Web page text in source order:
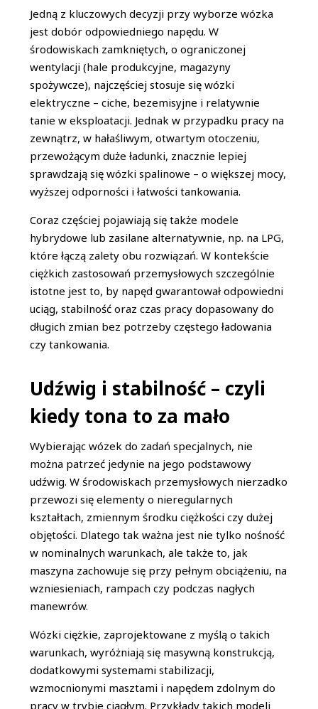
Jedną z kluczowych decyzji przy wyborze wózka
jest dobór odpowiedniego napędu. W
środowiskach zamkniętych, o ograniczonej
wentylacji (hale produkcyjne, magazyny
spożywcze), najczęściej stosuje się wózki
elektryczne – ciche, bezemisyjne i relatywnie
tanie w eksploatacji. Jednak w przypadku pracy na
zewnątrz, w hałaśliwym, otwartym otoczeniu,
przewożącym duże ładunki, znacznie lepiej
sprawdzają się wózki spalinowe – o większej mocy,
wyższej odporności i łatwości tankowania.
Coraz częściej pojawiają się także modele
hybrydowe lub zasilane alternatywnie, np. na LPG,
które łączą zalety obu rozwiązań. W kontekście
ciężkich zastosowań przemysłowych szczególnie
istotne jest to, by napęd gwarantował odpowiedni
uciąg, stabilność oraz czas pracy dopasowany do
długich zmian bez potrzeby częstego ładowania
czy tankowania.
Udźwig i stabilność – czyli
kiedy tona to za mało
Wybierając wózek do zadań specjalnych, nie
można patrzeć jedynie na jego podstawowy
udźwig. W środowiskach przemysłowych nierzadko
przewozi się elementy o nieregularnych
kształtach, zmiennym środku ciężkości czy dużej
objętości. Dlatego tak ważna jest nie tylko nośność
w nominalnych warunkach, ale także to, jak
maszyna zachowuje się przy pełnym obciążeniu, na
wzniesieniach, rampach czy podczas nagłych
manewrów.
Wózki ciężkie, zaprojektowane z myślą o takich
warunkach, wyróżniają się masywną konstrukcją,
dodatkowymi systemami stabilizacji,
wzmocnionymi masztami i napędem zdolnym do
pracy w trybie ciągłym. Przykłady takich modeli